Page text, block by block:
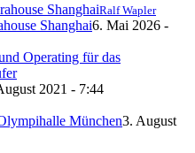
Ralf Wapler
Shanghai6. Mai 2026 -
2021 - 7:44
München3. August